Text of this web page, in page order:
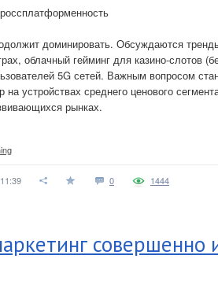
доминировать. Обсуждаются
облачный гейминг для казино-слотов
5G сетей. Важным вопросом
на устройствах среднего ценового
рынках.
0 1444
совершенно